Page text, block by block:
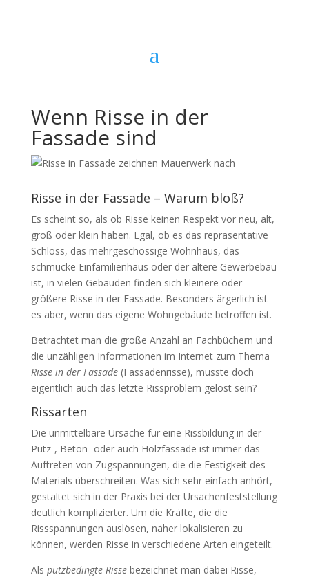
Wenn Risse in der
Fassade sind
Risse in der Fassade – Warum bloß?
Es scheint so, als ob Risse keinen Respekt vor neu, alt,
groß oder klein haben. Egal, ob es das repräsentative
Schloss, das mehrgeschossige Wohnhaus, das
schmucke Einfamilienhaus oder der ältere Gewerbebau
ist, in vielen Gebäuden finden sich kleinere oder
größere Risse in der Fassade. Besonders ärgerlich ist
es aber, wenn das eigene Wohngebäude betroffen ist.
Betrachtet man die große Anzahl an Fachbüchern und
die unzähligen Informationen im Internet zum Thema
Risse in der Fassade(Fassadenrisse), müsste doch
eigentlich auch das letzte Rissproblem gelöst sein?
Rissarten
Die unmittelbare Ursache für eine Rissbildung in der
Putz-, Beton- oder auch Holzfassade ist immer das
Auftreten von Zugspannungen, die die Festigkeit des
Materials überschreiten. Was sich sehr einfach anhört,
gestaltet sich in der Praxis bei der Ursachenfeststellung
deutlich komplizierter. Um die Kräfte, die die
Rissspannungen auslösen, näher lokalisieren zu
können, werden Risse in verschiedene Arten eingeteilt.
Als putzbedingte Rissebezeichnet man dabei Risse,